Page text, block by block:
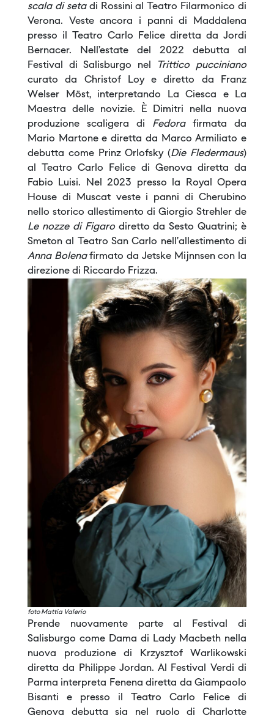
scala di seta di Rossini al Teatro Filarmonico di
Verona. Veste ancora i panni di Maddalena
presso il Teatro Carlo Felice diretta da Jordi
Bernacer. Nell’estate del 2022 debutta al
Festival di Salisburgo nel
Trittico pucciniano
curato da Christof Loy e diretto da Franz
Welser Möst, interpretando La Ciesca e La
Maestra delle novizie. È Dimitri nella nuova
produzione scaligera di Fedora firmata da
Mario Martone e diretta da Marco Armiliato e
debutta come Prinz Orlofsky (Die Fledermaus)
al Teatro Carlo Felice di Genova diretta da
Fabio Luisi. Nel 2023 presso la Royal Opera
House di Muscat veste i panni di Cherubino
nello storico allestimento di Giorgio Strehler de
Le nozze di Figaro diretto da Sesto Quatrini; è
Smeton al Teatro San Carlo nell’allestimento di
Anna Bolenafirmato da Jetske Mijnnsen con la
direzione di Riccardo Frizza.
foto Mattia Valerio
Prende nuovamente parte al Festival di
Salisburgo come Dama di Lady Macbeth nella
nuova produzione di Krzysztof Warlikowski
diretta da Philippe Jordan. Al Festival Verdi di
Parma interpreta Fenena diretta da Giampaolo
Bisanti e presso il Teatro Carlo Felice di
Genova debutta sia nel ruolo di Charlotte